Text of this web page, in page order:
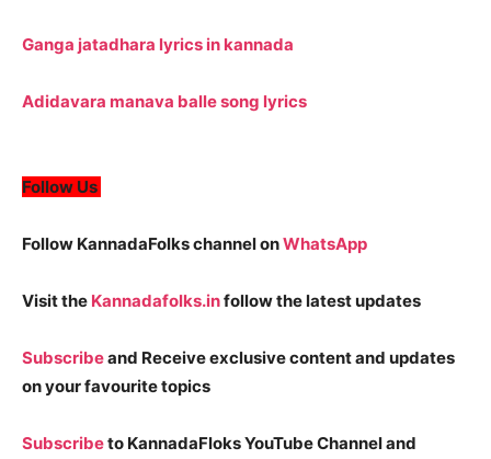
Ganga jatadhara lyrics in kannada
Adidavara manava balle song lyrics
Follow Us
Follow KannadaFolks channel onWhatsApp
Visit the Kannadafolks.infollow the latest updates
Subscribeand Receive exclusive content and updates
on your favourite topics
Subscribeto KannadaFloks YouTube Channel and